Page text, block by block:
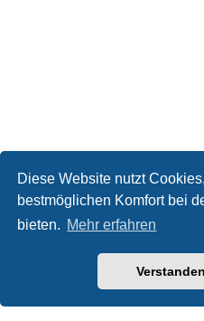
Diese Website nutzt
bestmöglichen Komfort bei
bieten. Mehr erfahren